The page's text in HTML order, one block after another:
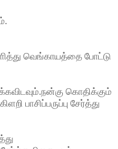
வெங்காயத்தை போட்டு
கொதிக்கும்
பாசிப்பருப்பு சேர்த்து